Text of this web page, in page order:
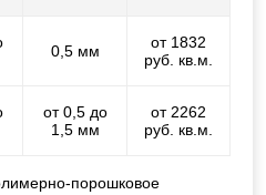
0,5 мм
от 1832
руб. кв.м.
от 0,5 до
1,5 мм
от 2262
руб. кв.м.
порошковое